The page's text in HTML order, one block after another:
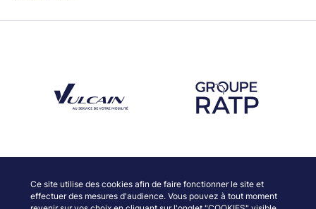
Ce site utilise des cookies afin de faire fonctionner le site et
effectuer des mesures d'audience. Vous pouvez à tout moment